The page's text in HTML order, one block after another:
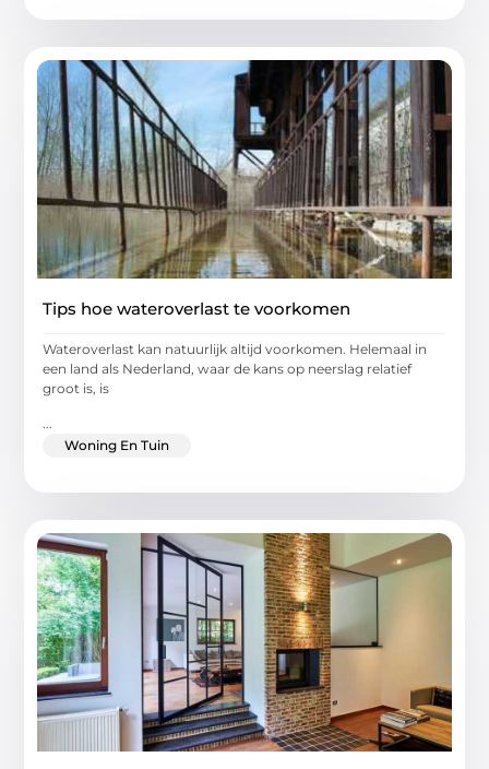
Tips hoe wateroverlast te voorkomen
Wateroverlast kan natuurlijk altijd voorkomen. Helemaal in
een land als Nederland, waar de kans op neerslag relatief
groot is, is
...
Woning En Tuin